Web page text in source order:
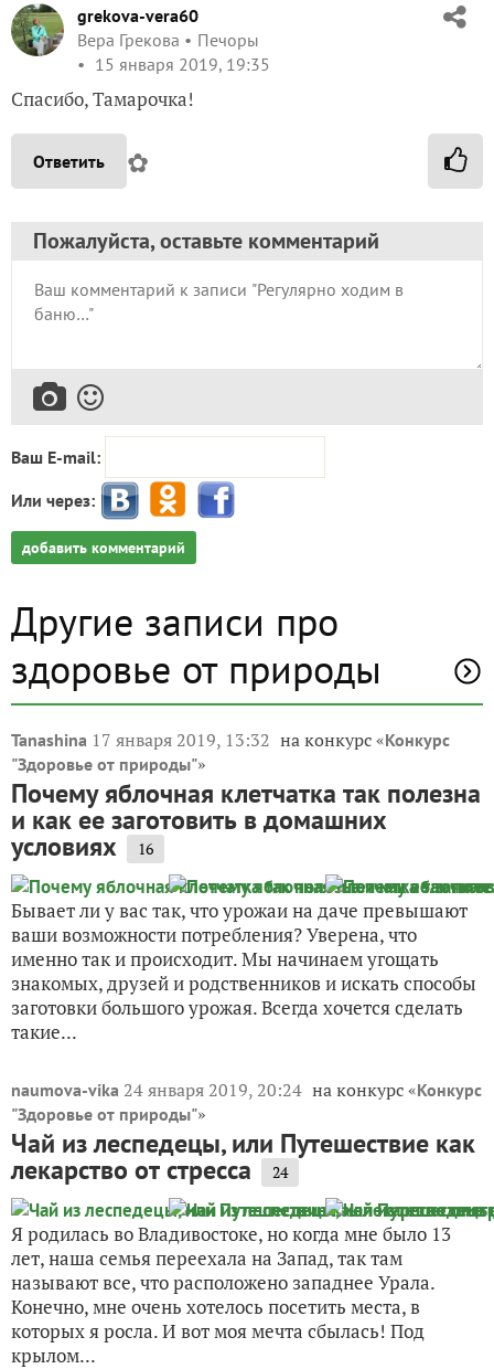
grekova-vera60
Вера Грекова
Печоры
15 января 2019, 19:35
Спасибо, Тамарочка!
Ответить ✿
Пожалуйста, оставьте комментарий
Ваш E-mail:
Или через:
добавить комментарий
Другие записи про
здоровье от природы
Tanashina 17 января 2019, 13:32 на конкурс «Конкурс
"Здоровье от природы"»
Почему яблочная клетчатка так полезна
и как ее заготовить в домашних
условиях 16
Бывает ли у вас так, что урожаи на даче превышают
ваши возможности потребления? Уверена, что
именно так и происходит. Мы начинаем угощать
знакомых, друзей и родственников и искать способы
заготовки большого урожая. Всегда хочется сделать
такие...
naumova-vika 24 января 2019, 20:24 на конкурс «Конкурс
"Здоровье от природы"»
Чай из леспедецы, или Путешествие как
лекарство от стресса 24
Я родилась во Владивостоке, но когда мне было 13
лет, наша семья переехала на Запад, так там
называют все, что расположено западнее Урала.
Конечно, мне очень хотелось посетить места, в
которых я росла. И вот моя мечта сбылась! Под
крылом...